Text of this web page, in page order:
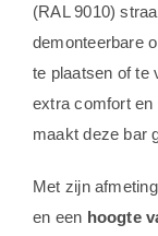
(RAL 9010)
demonteerbare
te plaatsen of te
extra comfort en
maakt deze bar
Met zijn
en een hoogte